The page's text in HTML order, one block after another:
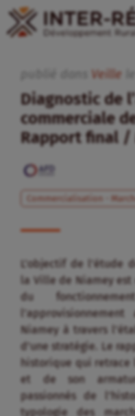
Veille
Diagnostic de
commerciale
Rapport final /
Commercialisation -
L’objectif de
la Ville de Niamey
du
Niamey à travers
d’une stratégie. Le
historique qui retrace
et de son
passionnés de
typologie des